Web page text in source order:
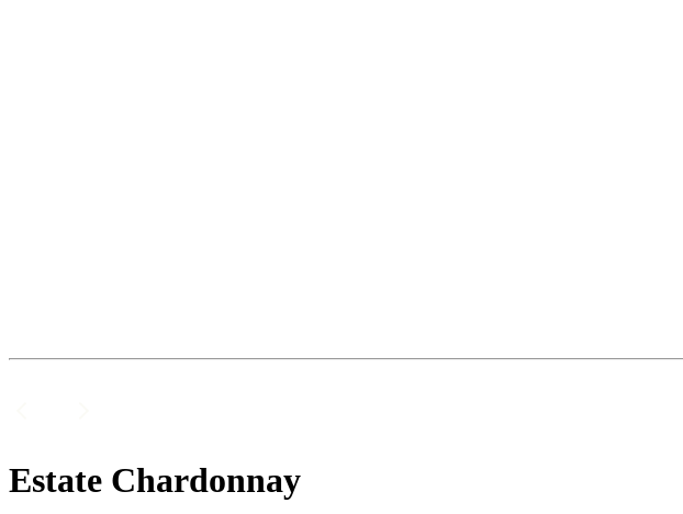
Estate Chardonnay